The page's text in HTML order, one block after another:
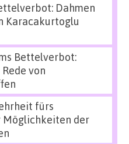
Dahmen
Karacakurtoglu
Bettelverbot:
von
fürs
der